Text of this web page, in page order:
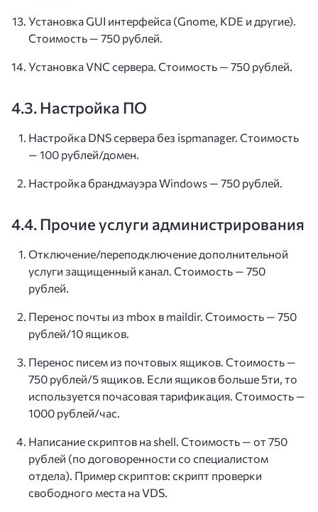
Установка GUI интерфейса (Gnome, KDE и другие).
Стоимость — 750 рублей.
Установка VNC сервера. Стоимость — 750 рублей.
4.3. Настройка ПО
Настройка DNS сервера без ispmanager. Стоимость
— 100 рублей/домен.
Настройка брандмауэра Windows — 750 рублей.
4.4. Прочие услуги администрирования
Отключение/переподключение дополнительной
услуги защищенный канал. Стоимость — 750
рублей.
Перенос почты из mbox в maildir. Стоимость — 750
рублей/10 ящиков.
Перенос писем из почтовых ящиков. Стоимость —
750 рублей/5 ящиков. Если ящиков больше 5ти, то
используется почасовая тарификация. Стоимость —
1000 рублей/час.
Написание скриптов на shell. Стоимость — от 750
рублей (по договоренности со специалистом
отдела). Пример скриптов: скрипт проверки
свободного места на VDS.